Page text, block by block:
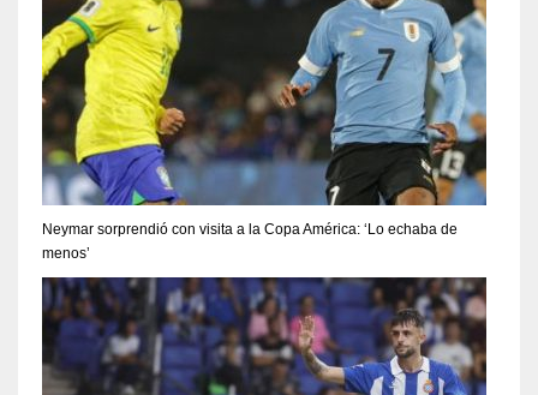
Neymar sorprendió con visita a la Copa América: ‘Lo echaba de
menos’